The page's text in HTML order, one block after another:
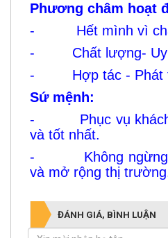
Phương châm hoạt
- Hết mình vì
- Chất lượng- Uy
- Hợp tác - Phát
Sứ mệnh:
- Phục vụ khách
và tốt nhất.
- Không ngừng
và mở rộng thị
ĐÁNH GIÁ, BÌNH LUẬN